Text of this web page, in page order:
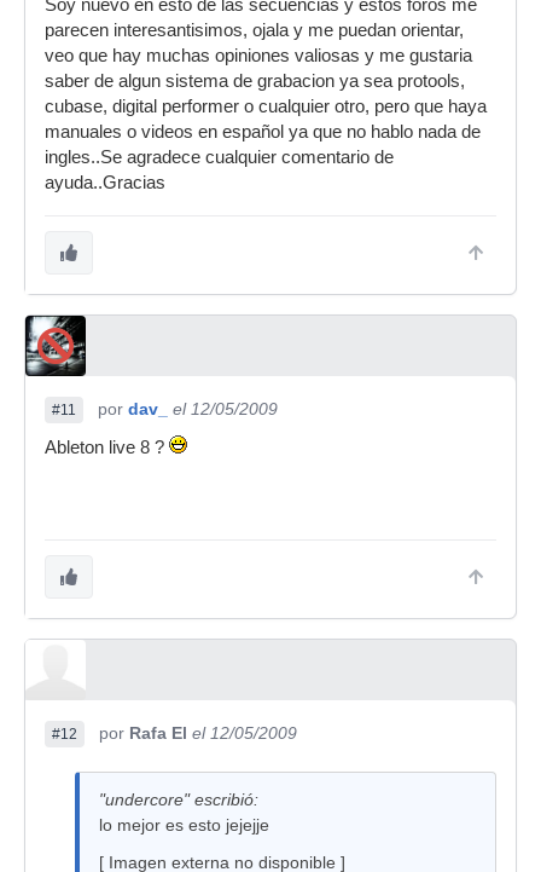
Soy nuevo en esto de las secuencias y estos foros me
parecen interesantisimos, ojala y me puedan orientar,
veo que hay muchas opiniones valiosas y me gustaria
saber de algun sistema de grabacion ya sea protools,
cubase, digital performer o cualquier otro, pero que haya
manuales o videos en español ya que no hablo nada de
ingles..Se agradece cualquier comentario de
ayuda..Gracias
#11 por dav_
el 12/05/2009
Ableton live 8 ?
#12 por Rafa El el 12/05/2009
"undercore" escribió:
lo mejor es esto jejejje
[ Imagen externa no disponible ]